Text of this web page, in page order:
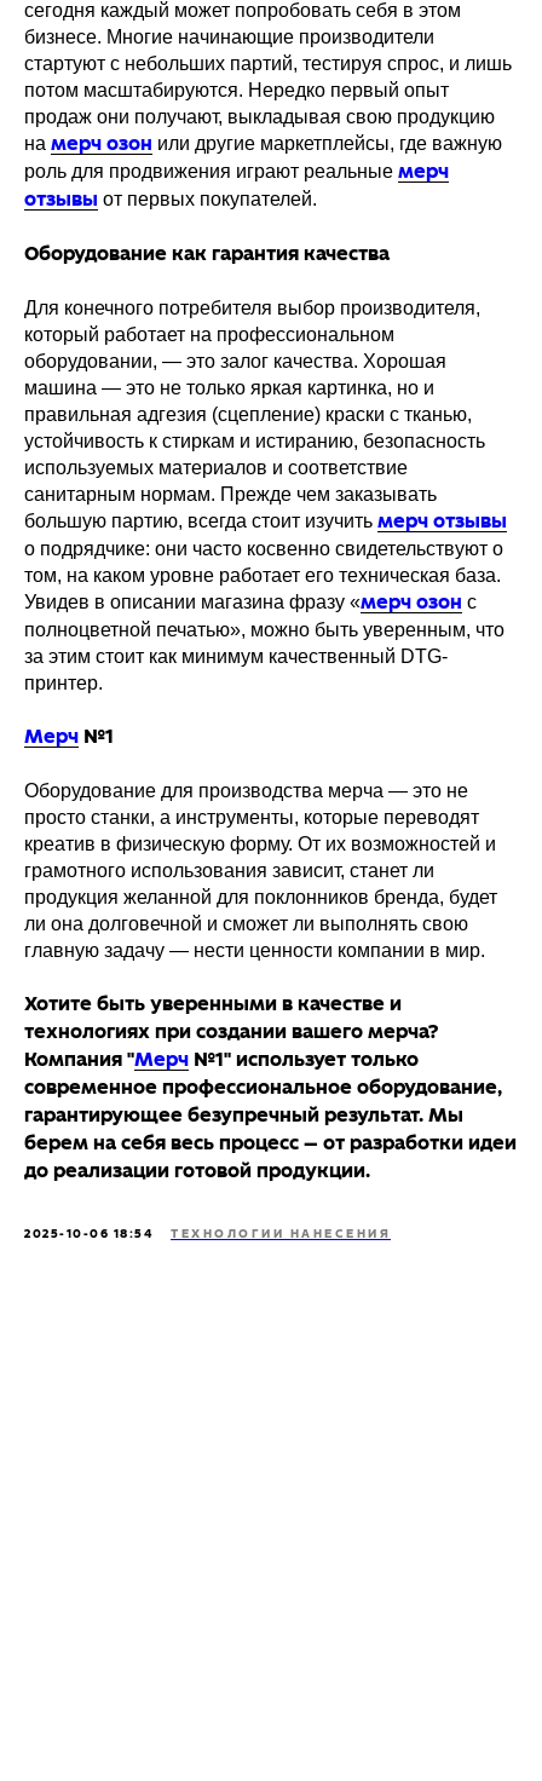
сегодня каждый может попробовать себя в этом
бизнесе. Многие начинающие производители
стартуют с небольших партий, тестируя спрос, и лишь
потом масштабируются. Нередко первый опыт
продаж они получают, выкладывая свою продукцию
на мерч озон или другие маркетплейсы, где важную
роль для продвижения играют реальные мерч
отзывы от первых покупателей.
Оборудование как гарантия качества
Для конечного потребителя выбор производителя,
который работает на профессиональном
оборудовании, — это залог качества. Хорошая
машина — это не только яркая картинка, но и
правильная адгезия (сцепление) краски с тканью,
устойчивость к стиркам и истиранию, безопасность
используемых материалов и соответствие
санитарным нормам. Прежде чем заказывать
большую партию, всегда стоит изучить мерч отзывы
о подрядчике: они часто косвенно свидетельствуют о
том, на каком уровне работает его техническая база.
Увидев в описании магазина фразу «мерч озон с
полноцветной печатью», можно быть уверенным, что
за этим стоит как минимум качественный DTG-
принтер.
Мерч №1
Оборудование для производства мерча — это не
просто станки, а инструменты, которые переводят
креатив в физическую форму. От их возможностей и
грамотного использования зависит, станет ли
продукция желанной для поклонников бренда, будет
ли она долговечной и сможет ли выполнять свою
главную задачу — нести ценности компании в мир.
Хотите быть уверенными в качестве и
технологиях при создании вашего мерча?
Компания "Мерч №1" использует только
современное профессиональное оборудование,
гарантирующее безупречный результат. Мы
берем на себя весь процесс — от разработки идеи
до реализации готовой продукции.
2025-10-06 18:54 ТЕХНОЛОГИИ НАНЕСЕНИЯ